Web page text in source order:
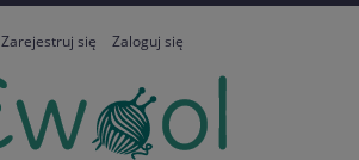
Zarejestruj się Zaloguj się